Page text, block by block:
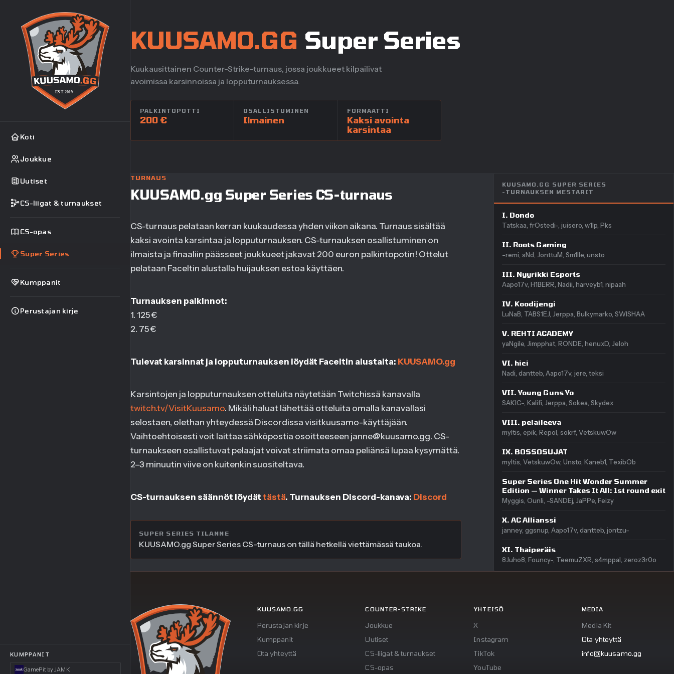
Koti
Joukkue
Uutiset
CS-liigat & turnaukset
CS-opas
Super Series
Kumppanit
Perustajan kirje
KUMPPANIT
GamePit by JAMK
KUUSAMO.GG Super Series
Kuukausittainen Counter-Strike-turnaus, jossa joukkueet kilpailivat
avoimissa karsinnoissa ja lopputurnauksessa.
PALKINTOPOTTI
200 €
OSALLISTUMINEN
Ilmainen
FORMAATTI
Kaksi avointa
karsintaa
TURNAUS
KUUSAMO.gg Super Series CS-turnaus
CS-turnaus pelataan kerran kuukaudessa yhden viikon aikana. Turnaus sisältää
kaksi avointa karsintaa ja lopputurnauksen. CS-turnauksen osallistuminen on
ilmaista ja finaaliin päässeet joukkueet jakavat 200 euron palkintopotin! Ottelut
pelataan FaceItin alustalla huijauksen estoa käyttäen.
Turnauksen palkinnot:
1. 125 €
2. 75 €
Tulevat karsinnat ja lopputurnauksen löydät FaceItin alustalta: KUUSAMO.gg
Karsintojen ja lopputurnauksen otteluita näytetään Twitchissä kanavalla
twitch.tv/VisitKuusamo. Mikäli haluat lähettää otteluita omalla kanavallasi
selostaen, olethan yhteydessä Discordissa visitkuusamo-käyttäjään.
Vaihtoehtoisesti voit laittaa sähköpostia osoitteeseen janne@kuusamo.gg. CS-
turnaukseen osallistuvat pelaajat voivat striimata omaa peliänsä lupaa kysymättä.
2–3 minuutin viive on kuitenkin suositeltava.
CS-turnauksen säännöt löydät tästä. Turnauksen Discord-kanava: Discord
SUPER SERIES TILANNE
KUUSAMO.gg Super Series CS-turnaus on tällä hetkellä viettämässä taukoa.
KUUSAMO.GG SUPER SERIES
-TURNAUKSEN MESTARIT
I. Dondo
Tatskaa, frOstedi-, juisero, w1lp, Pks
II. Roots Gaming
-remi, sNd, JonttuM, Sm1lle, unsto
III. Nyyrikki Esports
Aapo17v, H1BERR, Nadii, harveyb1, nipaah
IV. Koodijengi
LuNaB, TABS1EJ, Jerppa, Bulkymarko, SWISHAA
V. REHTI ACADEMY
yaNgile, Jimpphat, RONDE, henuxD, Jeloh
VI. hici
Nadi, dantteb, Aapo17v, jere, teksi
VII. Young Guns Yo
SAKIC-, Kalifi, Jerppa, Sokea, Skydex
VIII. pelaileeva
myltis, epik, Repol, sokrf, VetskuwOw
IX. BOSSOSUJAT
myltis, VetskuwOw, Unsto, Kaneb1, TexibOb
Super Series One Hit Wonder Summer
Edition — Winner Takes It All: 1st round exit
Myggis, Ounli, -SANDEj, JaPPe, Feizy
X. AC Allianssi
janney, ggsnup, Aapo17v, dantteb, jontzu-
XI. Thaiperäis
8Juho8, Founcy-, TeemuZXR, s4mppal, zeroz3r0o
KUUSAMO.GG
Perustajan kirje
Kumppanit
Ota yhteyttä
COUNTER-STRIKE
Joukkue
Uutiset
CS-liigat & turnaukset
CS-opas
YHTEISÖ
X
Instagram
TikTok
YouTube
MEDIA
Media Kit
Ota yhteyttä
info@kuusamo.gg